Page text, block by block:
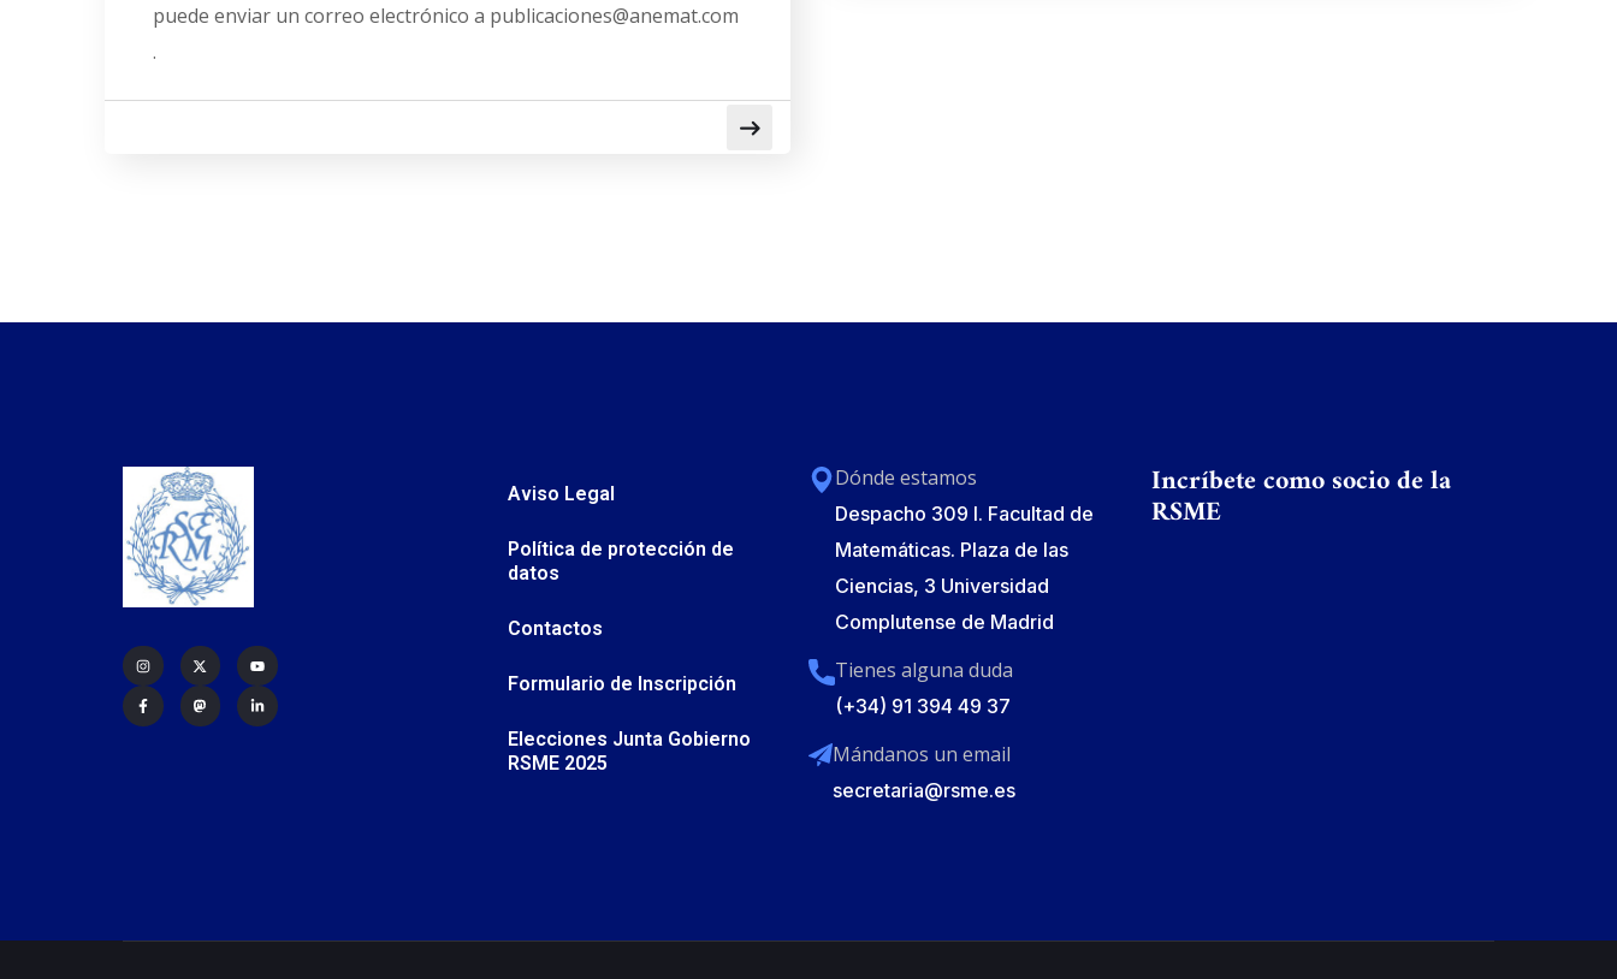
puede enviar un correo electrónico a publicaciones@anemat.com
.
Aviso Legal
Política de protección de
datos
Contactos
Formulario de Inscripción
Elecciones Junta Gobierno
RSME 2025
Dónde estamos
Despacho 309 I. Facultad de
Matemáticas. Plaza de las
Ciencias, 3 Universidad
Complutense de Madrid
Tienes alguna duda
(+34) 91 394 49 37
Mándanos un email
secretaria@rsme.es
Incríbete como socio de la
RSME